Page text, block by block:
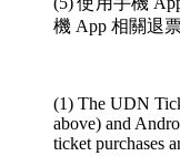
機 App 相關退
(1) The UDN
above) and
ticket purchases